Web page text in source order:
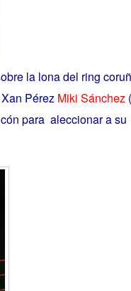
la lona del ring
Pérez Miki Sánchez
para aleccionar a su